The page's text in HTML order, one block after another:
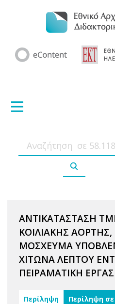
ΑΝΤΙΚΑΤΑΣΤΑΣΗ
ΚΟΙΛΙΑΚΗΣ
ΜΟΣΧΕΥΜΑ
ΧΙΤΩΝΑ ΛΕΠΤΟΥ
ΠΕΙΡΑΜΑΤΙΚΗ
Περίληψη Περίληψη